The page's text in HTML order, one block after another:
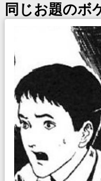
同じお題のボ